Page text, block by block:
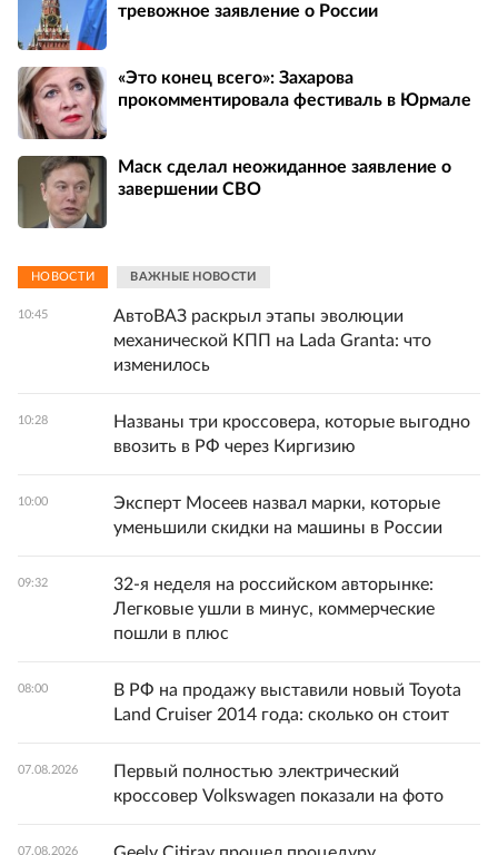
тревожное заявление о России
«Это конец всего»: Захарова
прокомментировала фестиваль в Юрмале
Маск сделал неожиданное заявление о
завершении СВО
НОВОСТИ ВАЖНЫЕ НОВОСТИ
10:45
АвтоВАЗ раскрыл этапы эволюции
механической КПП на Lada Granta: что
изменилось
10:28
Названы три кроссовера, которые выгодно
ввозить в РФ через Киргизию
10:00
Эксперт Мосеев назвал марки, которые
уменьшили скидки на машины в России
09:32
32-я неделя на российском авторынке:
Легковые ушли в минус, коммерческие
пошли в плюс
08:00
В РФ на продажу выставили новый Toyota
Land Cruiser 2014 года: сколько он стоит
07.08.2026
Первый полностью электрический
кроссовер Volkswagen показали на фото
07.08.2026